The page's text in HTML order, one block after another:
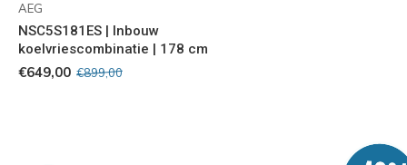
AEG
NSC5S181ES | Inbouw
koelvriescombinatie | 178 cm
€649,00 €899,00